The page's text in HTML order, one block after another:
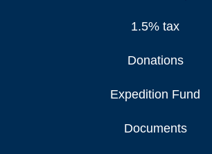
1.5% tax
Donations
Expedition Fund
Documents